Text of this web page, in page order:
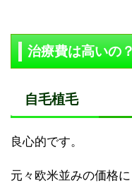
治療費は高いの
自毛植毛
良心的です。
元々欧米並みの価格